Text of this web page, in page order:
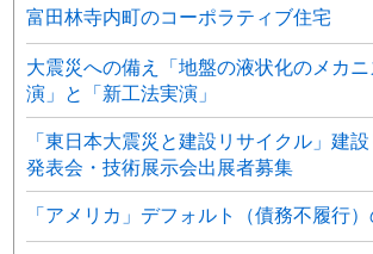
富田林寺内町のコーポラティブ住宅
大震災への備え「地盤の液状化のメカ
演」と「新工法実演」
「東日本大震災と建設リサイクル」建
発表会・技術展示会出展者募集
「アメリカ」デフォルト（債務不履行